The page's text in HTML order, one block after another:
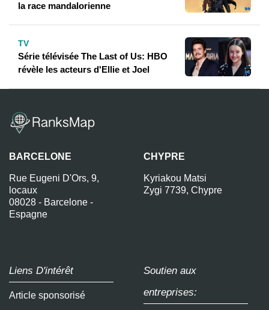
la race mandalorienne
TV
Série télévisée The Last of Us: HBO
révèle les acteurs d'Ellie et Joel
BARCELONE
Rue Eugeni D'Ors, 9,
locaux
08028 - Barcelone -
Espagne
CHYPRE
Kyriakou Matsi
Zygi 7739, Chypre
Liens D'intérêt
Article sponsorisé
Soutien aux
entreprises: